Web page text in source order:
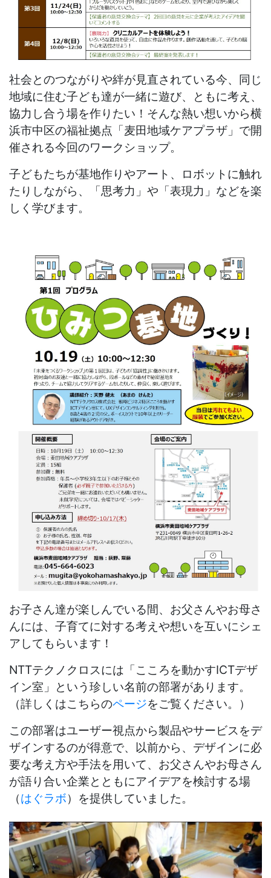
社会とのつながりや絆が見直されている今、同じ
地域に住む子ども達が一緒に遊び、ともに考え、
協力し合う場を作りたい！そんな熱い想いから横
浜市中区の福祉拠点「麦田地域ケアプラザ」で開
催される今回のワークショップ。
子どもたちが基地作りやアート、ロボットに触れ
たりしながら、「思考力」や「表現力」などを楽
しく学びます。
お子さん達が楽しんでいる間、お父さんやお母さ
んには、子育てに対する考えや想いを互いにシェ
アしてもらいます！
NTTテクノクロスには「こころを動かすICTデザ
イン室」という珍しい名前の部署があります。
（詳しくはこちらのページをご覧ください。）
この部署はユーザー視点から製品やサービスをデ
ザインするのが得意で、以前から、デザインに必
要な考え方や手法を用いて、お父さんやお母さん
が語り合い企業とともにアイデアを検討する場
（はぐラボ）を提供していました。